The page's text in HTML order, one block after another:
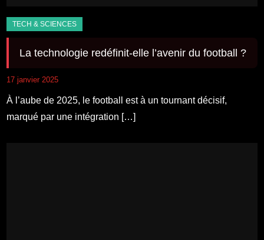
La technologie redéfinit-elle l’avenir du football ?
17 janvier 2025
À l’aube de 2025, le football est à un tournant décisif,
marqué par une intégration […]